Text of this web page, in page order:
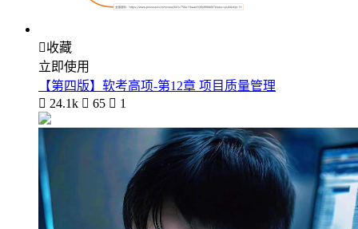
收藏
立即使用
【第四版】软考高项-第12章 项目质量管理
 24.1k  65  1